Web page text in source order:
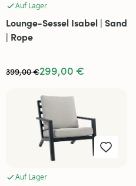
Auf Lager
Lounge-Sessel Isabel | Sand
| Rope
299,00 €
399,00 €
Auf Lager